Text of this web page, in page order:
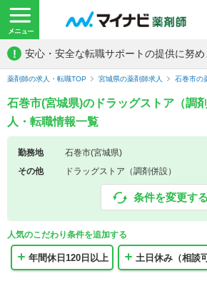
! 安心・安全な転職サポートの提供に努め
薬剤師の求人・転職TOP 宮城県の薬剤師求人 石巻市の
石巻市(宮城県)のドラッグストア（調
人・転職情報一覧
勤務地
石巻市(宮城県)
その他
ドラッグストア（調剤併設）
条件を変更する
人気のこだわり条件を追加する
年間休日120日以上 土日休み（相談